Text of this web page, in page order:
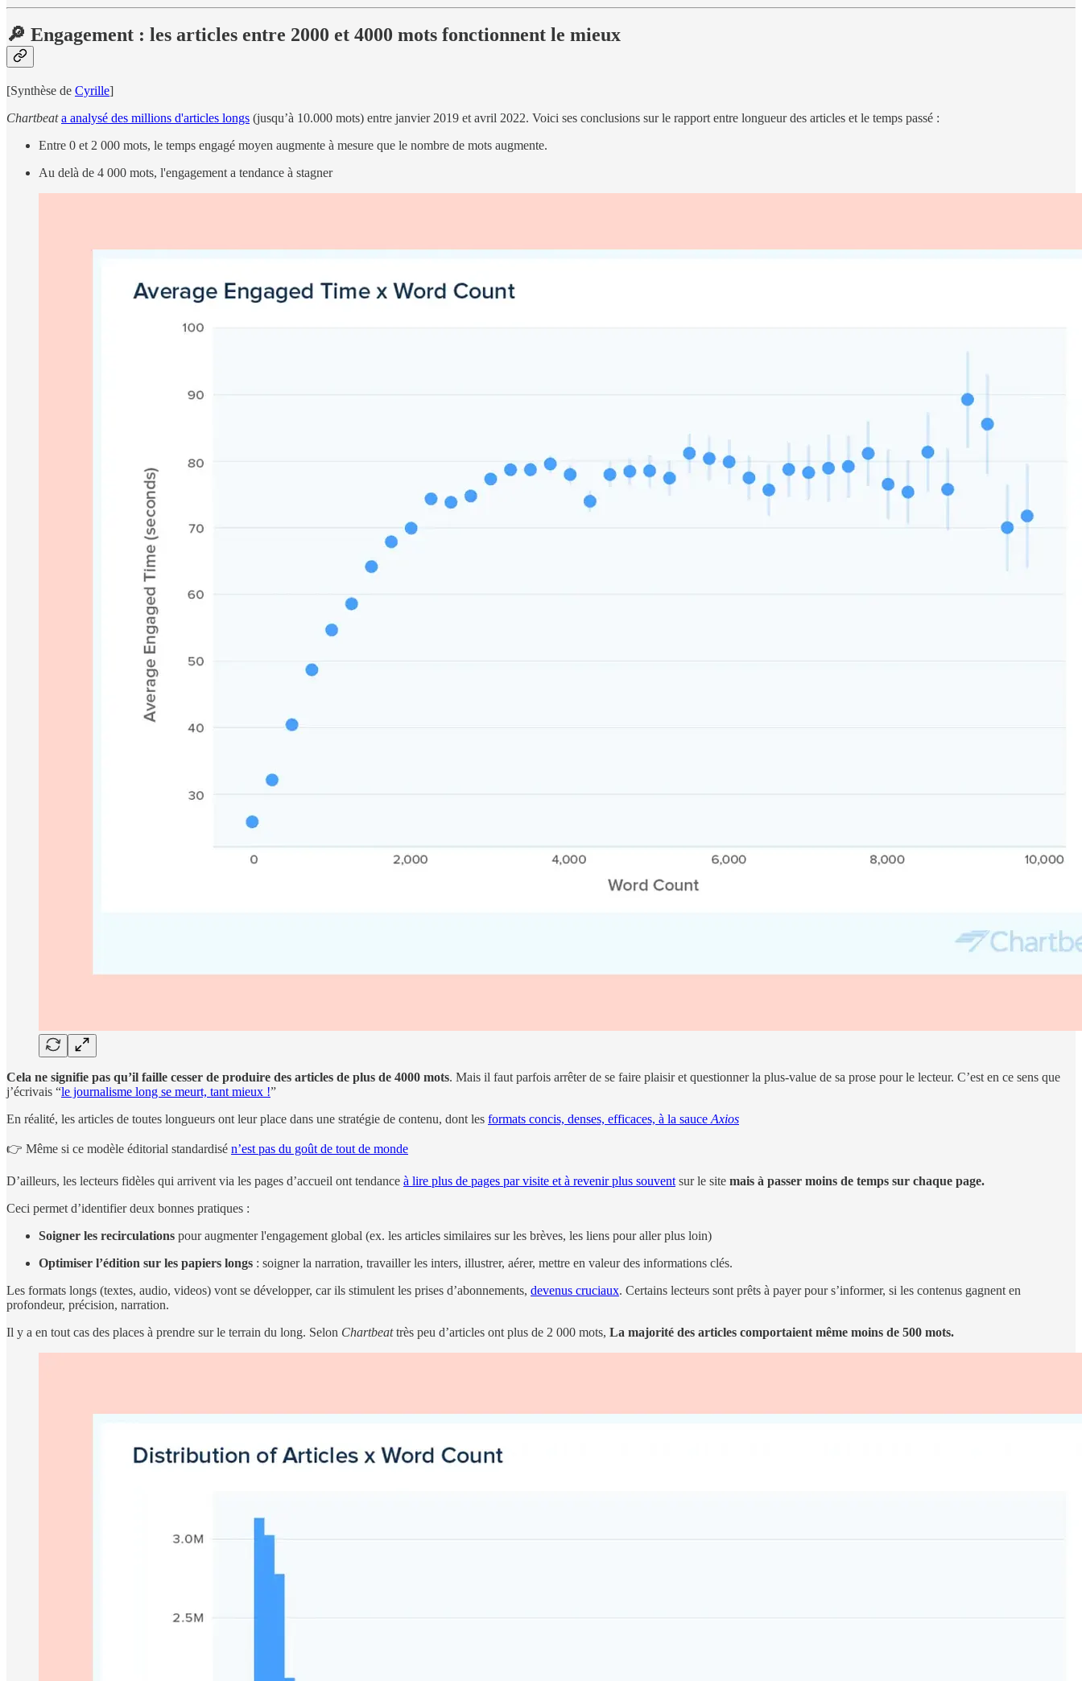
🔎 Engagement : les articles entre 2000 et 4000 mots fonctionnent le mieux
[Synthèse de Cyrille]
Chartbeat a analysé des millions d'articles longs (jusqu’à 10.000 mots) entre janvier 2019 et avril 2022. Voici ses conclusions sur le rapport entre longueur des articles et le temps passé :
Entre 0 et 2 000 mots, le temps engagé moyen augmente à mesure que le nombre de mots augmente.
Au delà de 4 000 mots, l'engagement a tendance à stagner
Cela ne signifie pas qu’il faille cesser de produire des articles de plus de 4000 mots. Mais il faut parfois arrêter de se faire plaisir et questionner la plus-value de sa prose pour le lecteur. C’est en ce sens que
j’écrivais “le journalisme long se meurt, tant mieux !”
En réalité, les articles de toutes longueurs ont leur place dans une stratégie de contenu, dont les formats concis, denses, efficaces, à la sauce Axios
👉 Même si ce modèle éditorial standardisé n’est pas du goût de tout de monde
D’ailleurs, les lecteurs fidèles qui arrivent via les pages d’accueil ont tendance à lire plus de pages par visite et à revenir plus souvent sur le site mais à passer moins de temps sur chaque page.
Ceci permet d’identifier deux bonnes pratiques :
Soigner les recirculations pour augmenter l'engagement global (ex. les articles similaires sur les brèves, les liens pour aller plus loin)
Optimiser l’édition sur les papiers longs : soigner la narration, travailler les inters, illustrer, aérer, mettre en valeur des informations clés.
Les formats longs (textes, audio, videos) vont se développer, car ils stimulent les prises d’abonnements, devenus cruciaux. Certains lecteurs sont prêts à payer pour s’informer, si les contenus gagnent en
profondeur, précision, narration.
Il y a en tout cas des places à prendre sur le terrain du long. Selon Chartbeattrès peu d’articles ont plus de 2 000 mots, La majorité des articles comportaient même moins de 500 mots.